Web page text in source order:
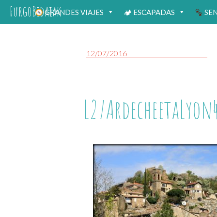
FurgoBidaiakGRANDES VIAJES 🏕 ESCAPADAS
12/07/2016